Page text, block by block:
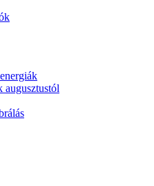
augusztustól